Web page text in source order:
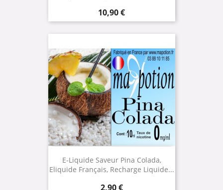
Prix
10,90 €
E-Liquide Saveur Pina Colada,
Eliquide Français, Recharge Liquide...
Prix
2,90 €